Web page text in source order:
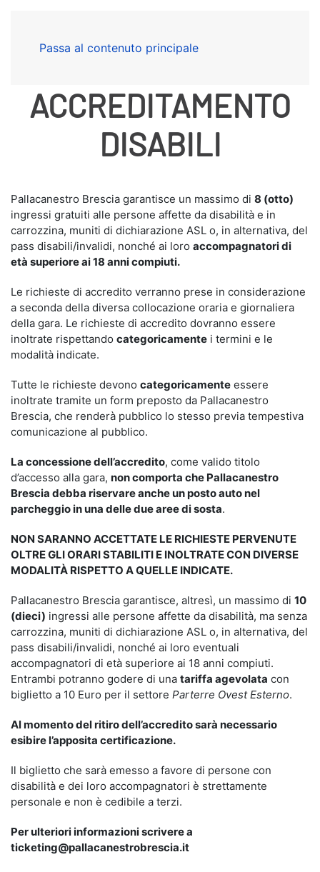
Passa al contenuto principale
ACCREDITAMENTO
DISABILI
Pallacanestro Brescia garantisce un massimo di 8 (otto)
ingressi gratuiti alle persone affette da disabilità e in
carrozzina, muniti di dichiarazione ASL o, in alternativa, del
pass disabili/invalidi, nonché ai loro accompagnatori di
età superiore ai 18 anni compiuti.
Le richieste di accredito verranno prese in considerazione
a seconda della diversa collocazione oraria e giornaliera
della gara. Le richieste di accredito dovranno essere
inoltrate rispettando categoricamente i termini e le
modalità indicate.
Tutte le richieste devono categoricamente essere
inoltrate tramite un form preposto da Pallacanestro
Brescia, che renderà pubblico lo stesso previa tempestiva
comunicazione al pubblico.
La concessione dell’accredito, come valido titolo
d’accesso alla gara, non comporta che Pallacanestro
Brescia debba riservare anche un posto auto nel
parcheggio in una delle due aree di sosta.
NON SARANNO ACCETTATE LE RICHIESTE PERVENUTE
OLTRE GLI ORARI STABILITI E INOLTRATE CON DIVERSE
MODALITÀ RISPETTO A QUELLE INDICATE.
Pallacanestro Brescia garantisce, altresì, un massimo di 10
(dieci) ingressi alle persone affette da disabilità, ma senza
carrozzina, muniti di dichiarazione ASL o, in alternativa, del
pass disabili/invalidi, nonché ai loro eventuali
accompagnatori di età superiore ai 18 anni compiuti.
Entrambi potranno godere di una tariffa agevolata con
biglietto a 10 Euro per il settore Parterre Ovest Esterno.
Al momento del ritiro dell’accredito sarà necessario
esibire l’apposita certificazione.
Il biglietto che sarà emesso a favore di persone con
disabilità e dei loro accompagnatori è strettamente
personale e non è cedibile a terzi.
Per ulteriori informazioni scrivere a
ticketing@pallacanestrobrescia.it